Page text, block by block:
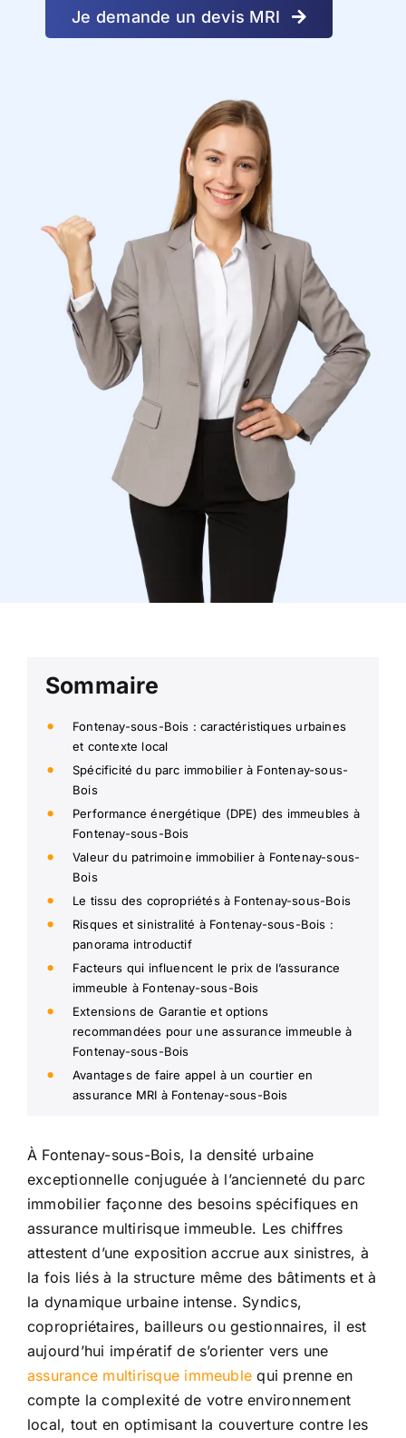
Je demande un devis MRI
Sommaire
Fontenay-sous-Bois : caractéristiques urbaines
et contexte local
Spécificité du parc immobilier à Fontenay-sous-
Bois
Performance énergétique (DPE) des immeubles à
Fontenay-sous-Bois
Valeur du patrimoine immobilier à Fontenay-sous-
Bois
Le tissu des copropriétés à Fontenay-sous-Bois
Risques et sinistralité à Fontenay-sous-Bois :
panorama introductif
Facteurs qui influencent le prix de l’assurance
immeuble à Fontenay-sous-Bois
Extensions de Garantie et options
recommandées pour une assurance immeuble à
Fontenay-sous-Bois
Avantages de faire appel à un courtier en
assurance MRI à Fontenay-sous-Bois
À Fontenay-sous-Bois, la densité urbaine
exceptionnelle conjuguée à l’ancienneté du parc
immobilier façonne des besoins spécifiques en
assurance multirisque immeuble. Les chiffres
attestent d’une exposition accrue aux sinistres, à
la fois liés à la structure même des bâtiments et à
la dynamique urbaine intense. Syndics,
copropriétaires, bailleurs ou gestionnaires, il est
aujourd’hui impératif de s’orienter vers une
assurance multirisque immeuble qui prenne en
compte la complexité de votre environnement
local, tout en optimisant la couverture contre les